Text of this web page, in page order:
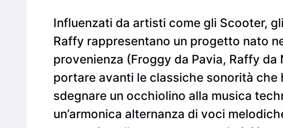
Influenzati da artisti come gli Scooter,
Raffy rappresentano un progetto nato
provenienza (Froggy da Pavia, Raffy
portare avanti le classiche sonorità che
sdegnare un occhiolino alla musica
un’armonica alternanza di voci